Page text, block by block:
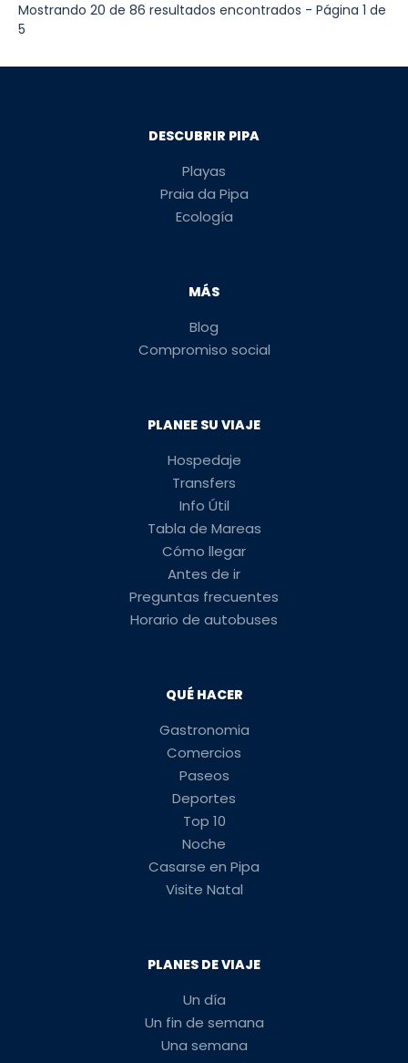
Mostrando 20 de 86 resultados encontrados - Página 1 de
5
DESCUBRIR PIPA
Playas
Praia da Pipa
Ecología
MÁS
Blog
Compromiso social
PLANEE SU VIAJE
Hospedaje
Transfers
Info Útil
Tabla de Mareas
Cómo llegar
Antes de ir
Preguntas frecuentes
Horario de autobuses
QUÉ HACER
Gastronomia
Comercios
Paseos
Deportes
Top 10
Noche
Casarse en Pipa
Visite Natal
PLANES DE VIAJE
Un día
Un fin de semana
Una semana